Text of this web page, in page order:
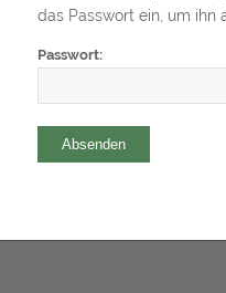
das Passwort ein, um ihn
Passwort: